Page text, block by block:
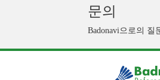
문의
Badonavi으로의 질